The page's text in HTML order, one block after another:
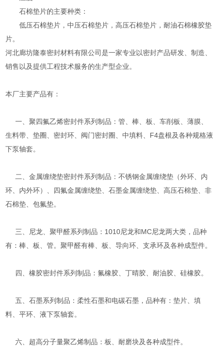
石棉垫片的主要种类：
低压石棉垫片，中压石棉垫片，高压石棉垫片，耐油石棉橡胶垫
片。
河北廊坊隆泰密封材料有限公司是一家专业以密封产品研发、制造、
销售以及提供工程技术服务的生产型企业。
本厂主要产品有：
一、聚四氟乙烯密封件系列制品：管、棒、板、车削板、薄膜、
生料带、垫圈、密封环、阀门密封圈、中填料、F4盘根及各种规格液
下泵轴套。
二、金属缠绕垫密封件系列制品：不锈钢金属缠绕垫（外环、内
环、内外环）、四氟金属缠绕垫、石墨金属缠绕垫、高压石棉垫、非
石棉垫、包氟垫。
三、尼龙、聚甲醛系列制品：1010尼龙和MC尼龙两大类，品种
有：棒、板、管。聚甲醛有棒、板、导向环、支承环及各种成型件。
四、橡胶密封件系列制品：氟橡胶、丁晴胶、耐油胶、硅橡胶。
五、石墨系列制品：柔性石墨和电碳石墨，品种有：垫片、填
料、平环、液下泵轴套。
六、超高分子量聚乙烯制品：板、耐磨块及各种成型件。